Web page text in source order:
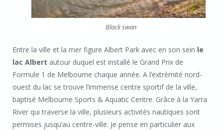
Black swan
Entre la ville et la mer figure Albert Park avec en son sein le
lac Albert autour duquel est installé le Grand Prix de
Formule 1 de Melbourne chaque année. A l’extrémité nord-
ouest du lac se trouve l’immense centre sportif de la ville,
baptisé Melbourne Sports & Aquatic Centre. Grâce à la Yarra
River qui traverse la ville, plusieurs activités nautiques sont
permises jusqu’au centre-ville. Je pense en particulier aux